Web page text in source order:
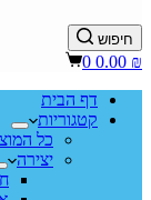
חיפוש
Shopping
0.00 ₪
0
דף הבית
קטגוריות
כל
יצירה